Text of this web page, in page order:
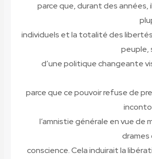
parce que, durant des années,
individuels et la totalité des
d’une politique changeante
parce que ce pouvoir refuse de
l’amnistie générale en vue de
conscience. Cela induirait la